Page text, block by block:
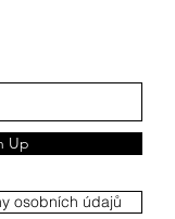
Up
osobních údajů